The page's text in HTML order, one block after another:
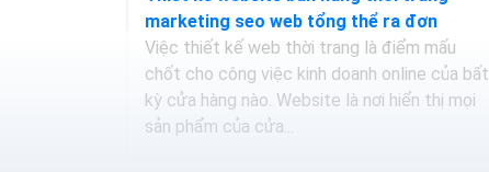
marketing seo web tổng thể ra đơn
Việc thiết kế web thời trang là điểm mấu
chốt cho công việc kinh doanh online của bất
kỳ cửa hàng nào. Website là nơi hiển thị mọi
sản phẩm của cửa...